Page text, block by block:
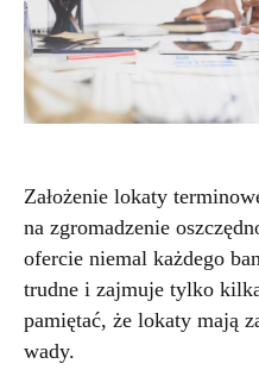
Założenie lokaty
na zgromadzenie
ofercie niemal każdego
trudne i zajmuje tylko
pamiętać, że lokaty mają
wady.